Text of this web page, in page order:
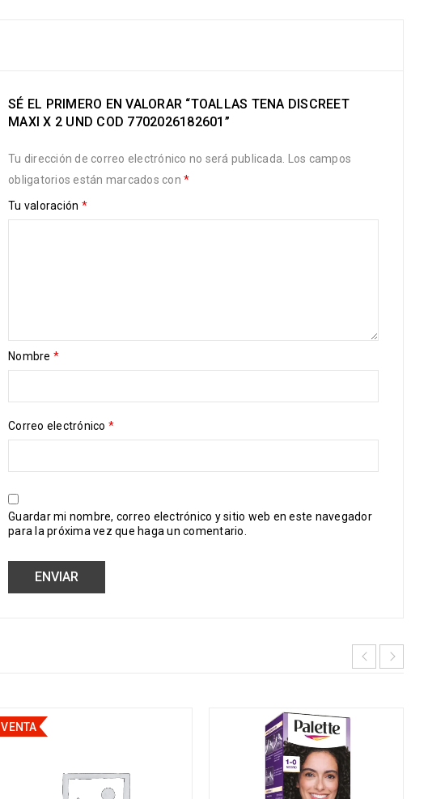
SÉ EL PRIMERO EN VALORAR “TOALLAS TENA DISCREET
MAXI X 2 UND COD 7702026182601”
Tu dirección de correo electrónico no será publicada.
Los campos
obligatorios están marcados con*
Tu valoración *
Nombre *
Correo electrónico *
Guardar mi nombre, correo electrónico y sitio web en este navegador
para la próxima vez que haga un comentario.
VENTA